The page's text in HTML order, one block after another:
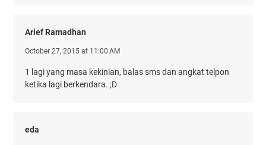
Arief Ramadhan
October 27, 2015 at 11:00 AM
1 lagi yang masa kekinian, balas sms dan angkat telpon
ketika lagi berkendara. ;D
eda